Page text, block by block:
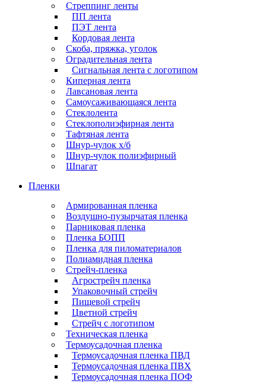
Стреппинг ленты
ПП лента
ПЭТ лента
Кордовая лента
Скоба, пряжка, уголок
Оградительная лента
Сигнальная лента с логотипом
Киперная лента
Лавсановая лента
Самоусаживающаяся лента
Стеклолента
Стеклополиэфирная лента
Тафтяная лента
Шнур-чулок х/б
Шнур-чулок полиэфирный
Шпагат
Пленки
Армированная пленка
Воздушно-пузырчатая пленка
Парниковая пленка
Пленка БОПП
Пленка для пиломатериалов
Полиамидная пленка
Стрейч-пленка
Агрострейч пленка
Упаковочный стрейч
Пищевой стрейч
Цветной стрейч
Стрейч с логотипом
Техническая пленка
Термоусадочная пленка
Термоусадочная пленка ПВД
Термоусадочная пленка ПВХ
Термоусадочная пленка ПОФ